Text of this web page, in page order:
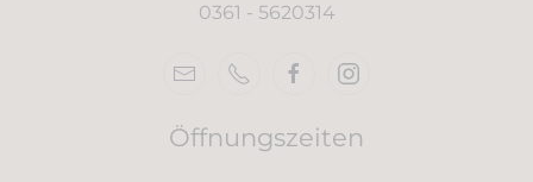
0361 - 5620314
Öffnungszeiten